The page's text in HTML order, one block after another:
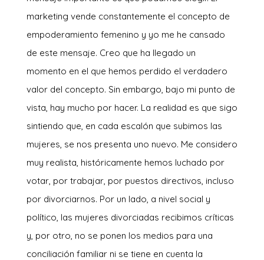
marketing vende constantemente el concepto de
empoderamiento femenino y yo me he cansado
de este mensaje. Creo que ha llegado un
momento en el que hemos perdido el verdadero
valor del concepto. Sin embargo, bajo mi punto de
vista, hay mucho por hacer. La realidad es que sigo
sintiendo que, en cada escalón que subimos las
mujeres, se nos presenta uno nuevo. Me considero
muy realista, históricamente hemos luchado por
votar, por trabajar, por puestos directivos, incluso
por divorciarnos. Por un lado, a nivel social y
político, las mujeres divorciadas recibimos críticas
y, por otro, no se ponen los medios para una
conciliación familiar ni se tiene en cuenta la